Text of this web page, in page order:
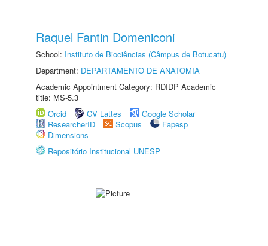
Raquel Fantin Domeniconi
School: Instituto de Biociências (Câmpus de Botucatu)
Department: DEPARTAMENTO DE ANATOMIA
Academic Appointment Category: RDIDP Academic
title: MS-5.3
Orcid
CV Lattes
Google Scholar
ResearcherID
Scopus
Fapesp
Dimensions
Repositório Institucional UNESP